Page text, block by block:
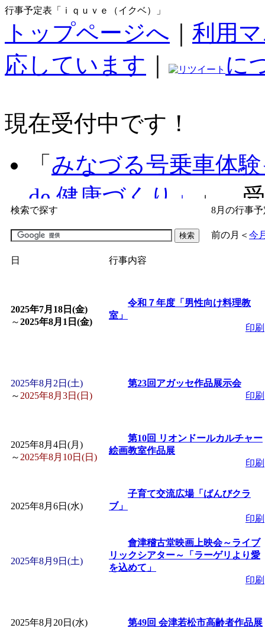
行事予定表「ｉｑｕｖｅ（イクベ）」
トップページへ
利用
応しています
に
現在受付中です！
「 みなづる号乗車体
de 健康づくり」
」 受
「子育て交流広場「
間：2026/07/09～
皆鶴姫のこびる塾
～」 受付期間：～
2026/07/10～2026/08/
間：2026/07/13～2026/
子育て交流広場「
間：2026/08/10～2026/
赤ちゃん子育て講
付期間：2026/08/10～
「 赤ちゃん子育て講
検索で探す 8月の行事予
前の月 ＜ 今
日 行事内容
2025年7月18日(金)
～2025年8月1日(金)
令和７年度「男性向け料理教
室」
印刷
2025年8月2日(土)
～ 2025年8月3日(日)
第23回アガッセ作品展示会
印刷
2025年8月4日(月)
～ 2025年8月10日(日)
第10回 リオンドールカルチャー
絵画教室作品展
印刷
2025年8月6日(水)
子育て交流広場「ばんびクラ
ブ」
印刷
2025年8月9日(土)
會津稽古堂映画上映会～ライブ
リックシアター～「ラーゲリより愛
を込めて」
印刷
2025年8月20日(水)
第49回 会津若松市高齢者作品展